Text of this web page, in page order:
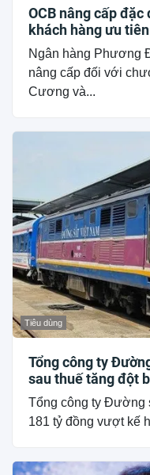
OCB nâng cấp
khách hàng ưu tiên
Ngân hàng Phương
nâng cấp đối với
Cương và...
Tiêu dùng
Tổng công ty
sau thuế tăng đột
Tổng công ty Đường
181 tỷ đồng vượt kế